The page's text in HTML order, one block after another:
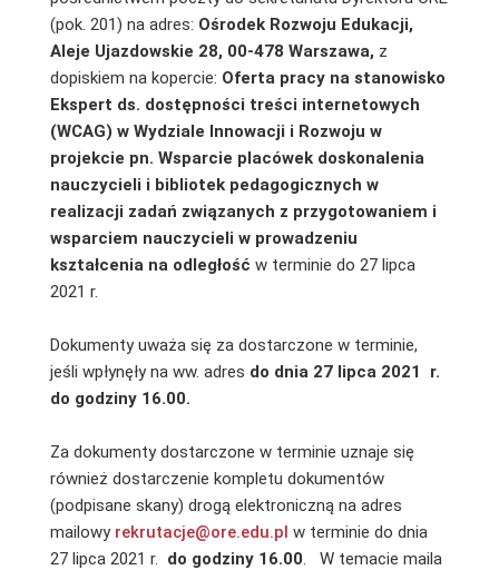
(pok. 201) na adres: Ośrodek Rozwoju Edukacji,
Aleje Ujazdowskie 28, 00-478 Warszawa, z
dopiskiem na kopercie: Oferta pracy na stanowisko
Ekspert ds. dostępności treści internetowych
(WCAG) w Wydziale Innowacji i Rozwoju w
projekcie pn. Wsparcie placówek doskonalenia
nauczycieli i bibliotek pedagogicznych w
realizacji zadań związanych z przygotowaniem i
wsparciem nauczycieli w prowadzeniu
kształcenia na odległość w terminie do 27 lipca
2021 r.
Dokumenty uważa się za dostarczone w terminie,
jeśli wpłynęły na ww. adres do dnia 27 lipca 2021
r.
do godziny 16.00.
Za dokumenty dostarczone w terminie uznaje się
również dostarczenie kompletu dokumentów
(podpisane skany) drogą elektroniczną na adres
mailowy rekrutacje@ore.edu.pl w terminie do dnia
27 lipca 2021 r. do godziny 16.00. W temacie maila